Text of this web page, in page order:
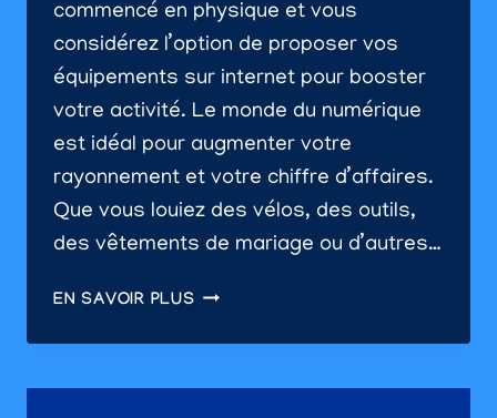
commencé en physique et vous
considérez l’option de proposer vos
équipements sur internet pour booster
votre activité. Le monde du numérique
est idéal pour augmenter votre
rayonnement et votre chiffre d’affaires.
Que vous louiez des vélos, des outils,
des vêtements de mariage ou d’autres…
EN SAVOIR PLUSCRÉATION
SITE